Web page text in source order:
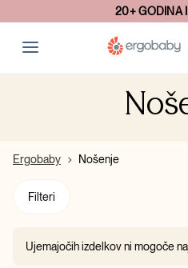
20+ GODINA
Ergobaby Nošenje
Filteri
Ujemajočih izdelkov ni mogoče